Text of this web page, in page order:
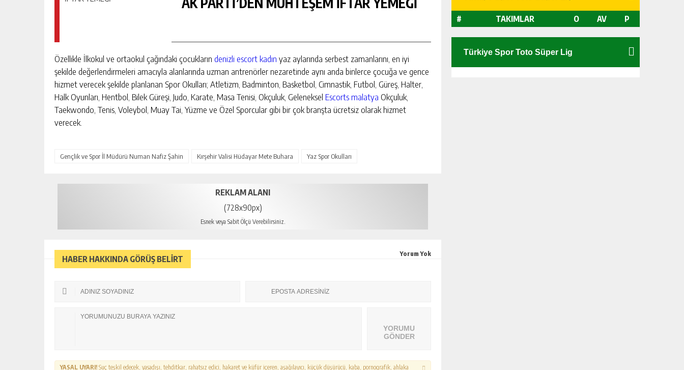
Özellikle İlkokul ve ortaokul çağındaki çocukların denizli escort kadın yaz aylarında serbest zamanlarını, en iyi
şekilde değerlendirmeleri amacıyla alanlarında uzman antrenörler nezaretinde aynı anda binlerce çocuğa ve gence
hizmet verecek şekilde planlanan Spor Okulları; Atletizm, Badminton, Basketbol, Cimnastik, Futbol, Güreş, Halter,
Halk Oyunları, Hentbol, Bilek Güreşi, Judo, Karate, Masa Tenisi, Okçuluk, Geleneksel Escorts malatya Okçuluk,
Taekwondo, Tenis, Voleybol, Muay Tai, Yüzme ve Özel Sporcular gibi bir çok branşta ücretsiz olarak hizmet
verecek.
Gençlik ve Spor İl Müdürü Numan Nafiz Şahin Kırşehir Valisi Hüdayar Mete Buhara Yaz Spor Okulları
REKLAM ALANI
(728x90px)
Esnek veya Sabit Ölçü Verebilirsiniz.
HABER HAKKINDA GÖRÜŞ BELİRT
Yorum Yok
YORUMU
GÖNDER
YASAL UYARI! Suç teşkil edecek, yasadışı, tehditkar, rahatsız edici, hakaret ve küfür içeren, aşağılayıcı, küçük düşürücü, kaba, pornografik, ahlaka
# TAKIMLAR O AV P